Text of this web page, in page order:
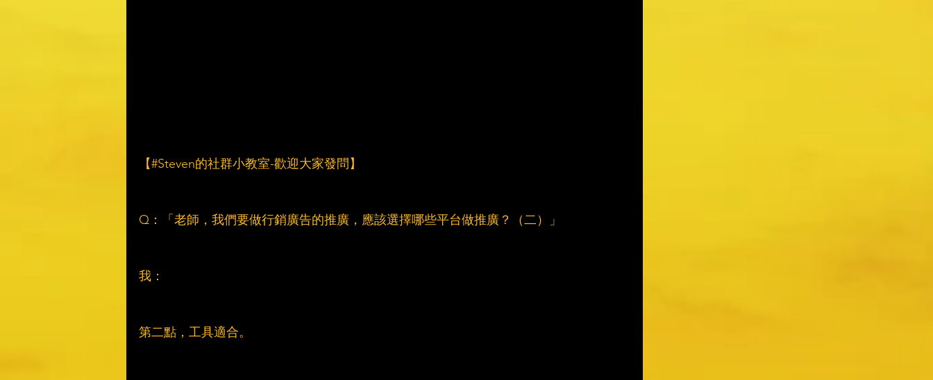
【#Steven的社群小教室-歡迎大家發問】
Q：「老師，我們要做行銷廣告的推廣，應該選擇哪些平台做推廣？（二）」
我：
第二點，工具適合。